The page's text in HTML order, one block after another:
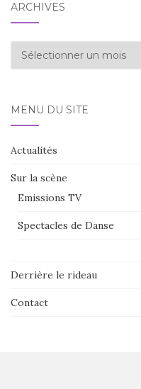
ARCHIVES
Archives
MENU DU SITE
Actualités
Sur la scène
Emissions TV
Spectacles de Danse
Derrière le rideau
Contact